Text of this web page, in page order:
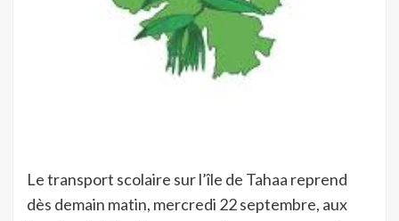
Le transport scolaire sur l’île de Tahaa reprend
dès demain matin, mercredi 22 septembre, aux